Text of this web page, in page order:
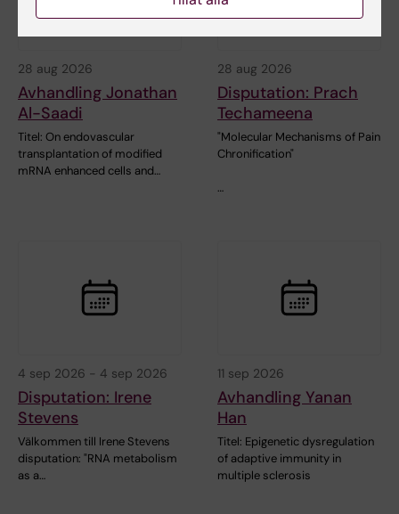
28 aug 2026
Avhandling Jonathan
Al-Saadi
Titel: On endovascular
transplantation of modified
mRNA enhanced cells and…
28 aug 2026
Disputation: Prach
Techameena
"Molecular Mechanisms of Pain
Chronification"
…
4 sep 2026 - 4 sep 2026
Disputation: Irene
Stevens
Välkommen till Irene Stevens
disputation: "RNA metabolism
as a…
11 sep 2026
Avhandling Yanan
Han
Titel: Epigenetic dysregulation
of adaptive immunity in
multiple sclerosis